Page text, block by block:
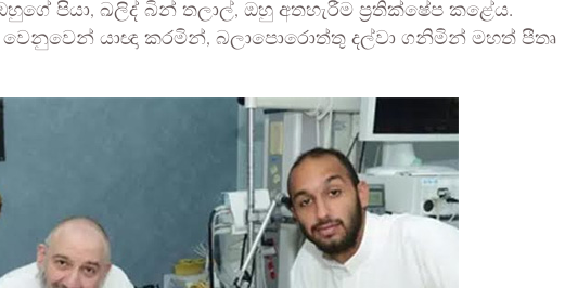
පියා, ඛලිද් බින් තලාල්, ඔහු අතහැරීම ප්‍රතික්ෂේප කළේය.
යාඥා කරමින්, බලාපොරොත්තු දල්වා ගනිමින් මහත් පීතෘ